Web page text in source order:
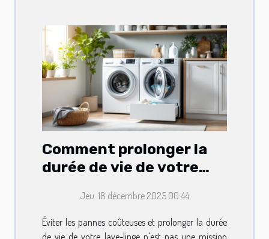
Comment prolonger la
durée de vie de votre
Jeu. 18 décembre 2025 00:44
Éviter les pannes coûteuses et prolonger la durée